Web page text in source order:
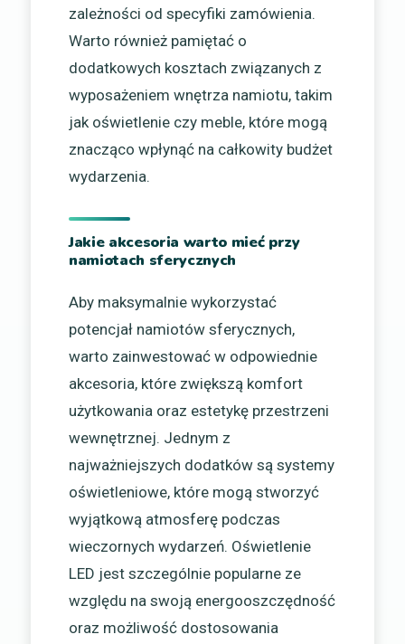
zależności od specyfiki zamówienia.
Warto również pamiętać o
dodatkowych kosztach związanych z
wyposażeniem wnętrza namiotu, takim
jak oświetlenie czy meble, które mogą
znacząco wpłynąć na całkowity budżet
wydarzenia.
Jakie akcesoria warto mieć przy
namiotach sferycznych
Aby maksymalnie wykorzystać
potencjał namiotów sferycznych,
warto zainwestować w odpowiednie
akcesoria, które zwiększą komfort
użytkowania oraz estetykę przestrzeni
wewnętrznej. Jednym z
najważniejszych dodatków są systemy
oświetleniowe, które mogą stworzyć
wyjątkową atmosferę podczas
wieczornych wydarzeń. Oświetlenie
LED jest szczególnie popularne ze
względu na swoją energooszczędność
oraz możliwość dostosowania